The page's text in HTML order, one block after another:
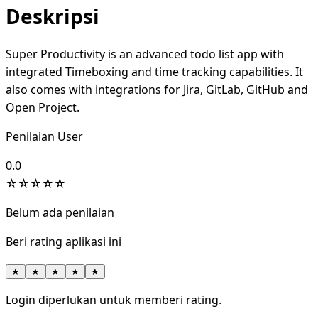
Deskripsi
Super Productivity is an advanced todo list app with
integrated Timeboxing and time tracking capabilities. It
also comes with integrations for Jira, GitLab, GitHub and
Open Project.
Penilaian User
0.0
☆☆☆☆☆
Belum ada penilaian
Beri rating aplikasi ini
★ ★ ★ ★ ★
Login diperlukan untuk memberi rating.